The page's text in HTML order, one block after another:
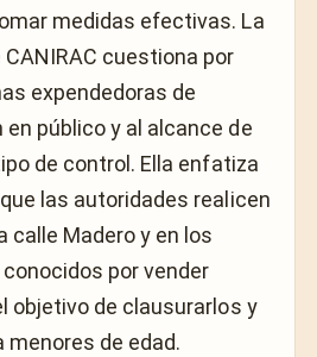
medidas efectivas. La
cuestiona por
expendedoras de
público y al alcance de
de control. Ella enfatiza
las autoridades realicen
calle Madero y en los
por vender
objetivo de clausurarlos y
menores de edad.